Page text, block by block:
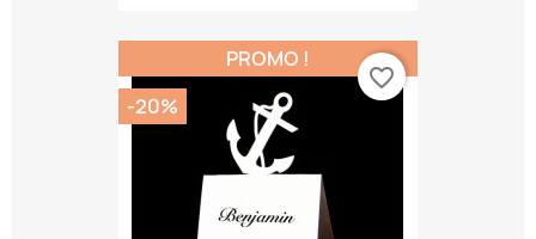
PROMO !
-20%
favorite_border